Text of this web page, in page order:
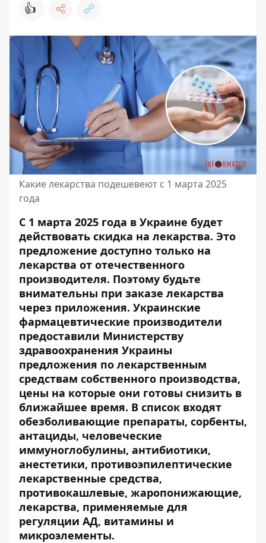
👍
Какие лекарства подешевеют с 1 марта 2025
года
С 1 марта 2025 года в Украине будет
действовать скидка на лекарства. Это
предложение доступно только на
лекарства от отечественного
производителя. Поэтому будьте
внимательны при заказе лекарства
через приложения. Украинские
фармацевтические производители
предоставили Министерству
здравоохранения Украины
предложения по лекарственным
средствам собственного производства,
цены на которые они готовы снизить в
ближайшее время. В список входят
обезболивающие препараты, сорбенты,
антациды, человеческие
иммуноглобулины, антибиотики,
анестетики, противоэпилептические
лекарственные средства,
противокашлевые, жаропонижающие,
лекарства, применяемые для
регуляции АД, витамины и
микроэлементы.